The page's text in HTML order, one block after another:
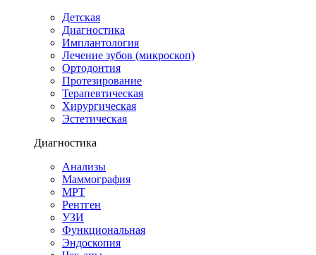
Детская
Диагностика
Имплантология
Лечение зубов (микроскоп)
Ортодонтия
Протезирование
Терапевтическая
Хирургическая
Эстетическая
Диагностика
Анализы
Маммография
МРТ
Рентген
УЗИ
Функциональная
Эндоскопия